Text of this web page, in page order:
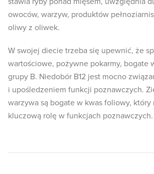
owoców, warzyw, produktów
oliwy z oliwek.
W swojej diecie trzeba się upewnić, że
wartościowe, pożywne pokarmy, bogate
grupy B. Niedobór B12 jest mocno
i upośledzeniem funkcji poznawczych.
warzywa są bogate w kwas foliowy,
kluczową rolę w funkcjach poznawczych.